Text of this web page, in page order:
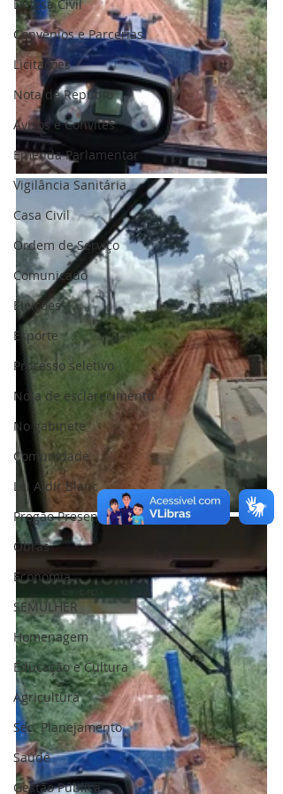
Defesa Civil
Convênios e Parcerias
Licitações
Nota de Repúdio
Avisos e Convites
Emenda Parlamentar
Vigilância Sanitária
Casa Civil
Ordem de Serviço
Comunicado
Eleições
Esporte
Processo seletivo
Nota de esclarecimento
No gabinete
Comunidade
Lei Aldir Blanc
Pregão Presencial
Obras
Economia
SEMULHER
Homenagem
Educação e Cultura
Agricultura
Sec. Planejamento
Saúde
Gestão Pública